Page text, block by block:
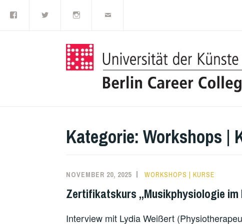
Inhalt
Kategorie: Workshops |
NOVEMBER 20, 2025 WORKSHOPS | KURSE
Zertifikatskurs „Musikphysiologie
Interview mit Lydia Weißert